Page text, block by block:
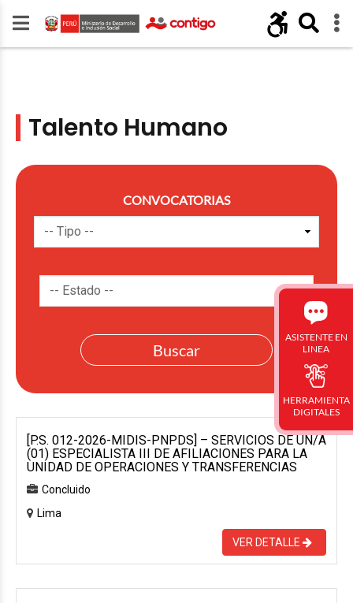
Talento Humano
CONVOCATORIAS
[P.S. 012-2026-MIDIS-PNPDS] – SERVICIOS DE UN/A
(01) ESPECIALISTA III DE AFILIACIONES PARA LA
UNIDAD DE OPERACIONES Y TRANSFERENCIAS
Concluido
Lima
VER DETALLE
ASISTENTE EN
LINEA
HERRAMIENTA
DIGITALES